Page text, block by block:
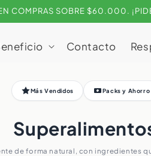
COMPRAS SOBRE $60.000.
Contacto
Más Vendidos Packs y Ahorro
de forma natural, con ingredientes